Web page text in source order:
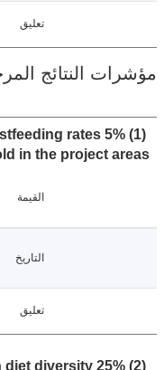
النتائج المرحلية
breastfeeding rates
old in the project
31